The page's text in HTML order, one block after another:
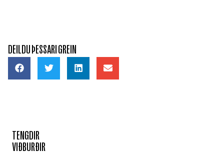
DEILDU ÞESSARI GREIN
TENGDIR
VIÐBURÐIR